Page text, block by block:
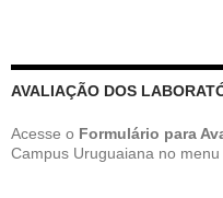
AVALIAÇÃO DOS
Acesse o Formulário para
Campus Uruguaiana no menu